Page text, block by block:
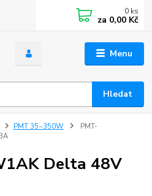
Menu
Hledat
0 ks
za 0,00 Kč
PMT 35~350W
PMT-
Delta 48V